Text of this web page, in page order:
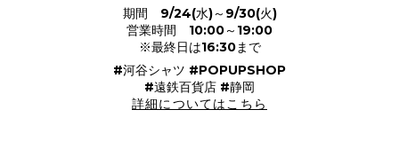
期間 9/24(水)～9/30(火)
営業時間 10:00～19:00
※最終日は16:30まで
#河谷シャツ #POPUPSHOP
#遠鉄百貨店 #静岡
詳細についてはこちら